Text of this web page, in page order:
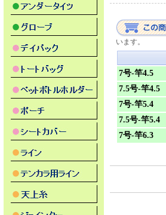
います。
7号-竿4.5
7.5号-竿4.5
7号-竿5.4
7.5号-竿5.4
7号-竿6.3